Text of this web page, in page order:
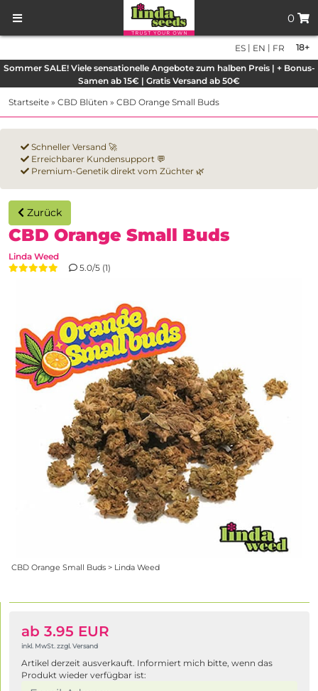
0
18+
ES | EN | FR
Sommer SALE! Viele sensationelle Angebote zum halben Preis | + Bonus-
Samen ab 15€ | Gratis Versand ab 50€
Startseite » CBD Blüten » CBD Orange Small Buds
Schneller Versand 🚀
Erreichbarer Kundensupport 💬
Premium-Genetik direkt vom Züchter 🌿
Zurück
CBD Orange Small Buds
Linda Weed
5.0/5 (1)
CBD Orange Small Buds > Linda Weed
ab 3.95 EUR
inkl. MwSt. zzgl. Versand
Artikel derzeit ausverkauft. Informiert mich bitte, wenn das
Produkt wieder verfügbar ist: